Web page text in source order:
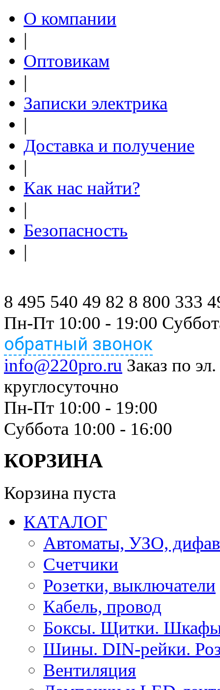
О компании
|
Оптовикам
|
Записки электрика
|
Доставка и получение
|
Как нас найти?
|
Безопасность
|
8 495 540 49 82 8 800 333
Пн-Пт 10:00 - 19:00
обратный звонок
info@220pro.ru Заказ по
круглосуточно
Пн-Пт 10:00 - 19:00
Суббота 10:00 - 16:00
КОРЗИНА
Корзина пуста
КАТАЛОГ
Автоматы, УЗО,
Счетчики
Розетки, выключатели
Кабель, провод
Боксы. Щитки.
Шины. DIN-рейки.
Вентиляция